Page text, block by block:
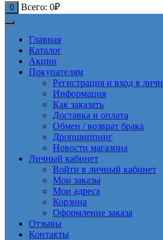
0 Всего: 0₽
Главная
Каталог
Акции
Покупателям
Регистрация и вход в
Информация
Как заказать
Доставка и оплата
Обмен / возврат брака
Дропшиппинг
Новости магазина
Личный кабинет
Войти в личный кабинет
Мои заказы
Мои адреса
Корзина
Оформление заказа
Отзывы
Контакты